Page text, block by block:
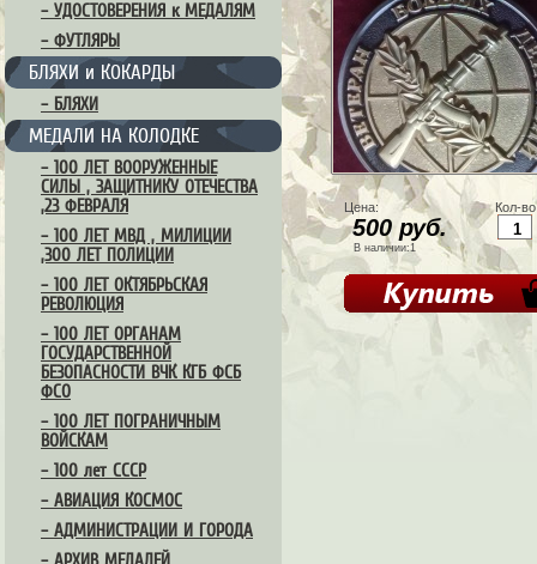
– УДОСТОВЕРЕНИЯ к МЕДАЛЯМ
– ФУТЛЯРЫ
БЛЯХИ и КОКАРДЫ
– БЛЯХИ
МЕДАЛИ НА КОЛОДКЕ
– 100 ЛЕТ ВООРУЖЕННЫЕ
СИЛЫ , ЗАЩИТНИКУ ОТЕЧЕСТВА
,23 ФЕВРАЛЯ
– 100 ЛЕТ МВД , МИЛИЦИИ
,300 ЛЕТ ПОЛИЦИИ
– 100 ЛЕТ ОКТЯБРЬСКАЯ
РЕВОЛЮЦИЯ
– 100 ЛЕТ ОРГАНАМ
ГОСУДАРСТВЕННОЙ
БЕЗОПАСНОСТИ ВЧК КГБ ФСБ
ФСО
– 100 ЛЕТ ПОГРАНИЧНЫМ
ВОЙСКАМ
– 100 лет СССР
– АВИАЦИЯ КОСМОС
– АДМИНИСТРАЦИИ И ГОРОДА
Цена:
500 руб.
В наличии:1
Кол-